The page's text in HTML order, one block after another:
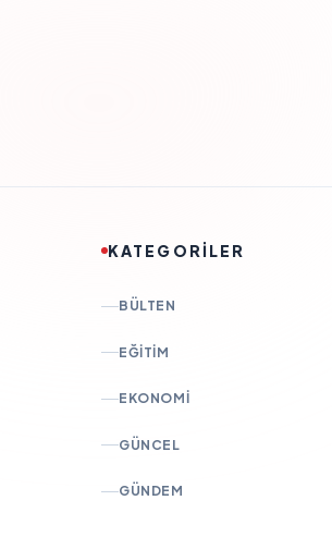
KATEGORİLER
BÜLTEN
EĞITIM
EKONOMI
GÜNCEL
GÜNDEM